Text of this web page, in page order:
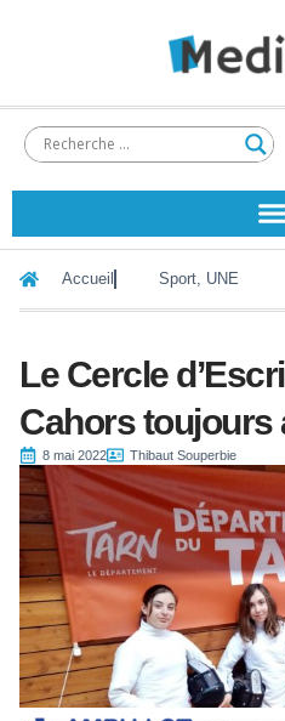
Accueil Sport, UNE
Le Cercle
Cahors toujours
8 mai 2022 Thibaut Souperbie